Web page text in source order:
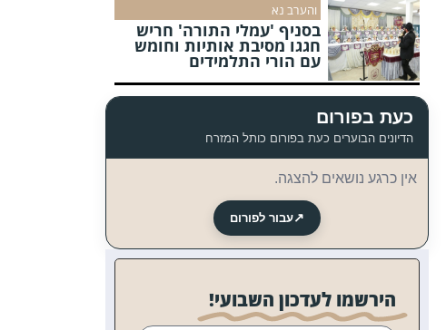
והערב נא
בסניף 'עמלי התורה' חריש
חגגו מסיבת אותיות וחומש
עם הורי התלמידים
כעת בפורום
הדיונים הבוערים כעת בפורום כותל המזרח
אין כרגע נושאים להצגה.
↗עבור לפורום
הירשמו לעדכון השבועי!